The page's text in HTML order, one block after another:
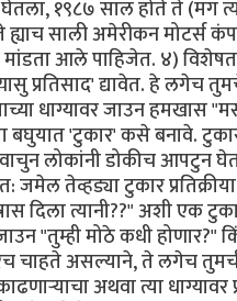
१९८७ साल होते ते (मग
साली अमेरीकन मोटर्स
आले पाहिजेत. ४) विशेषत:
प्रतिसाद' द्यावेत. हे लगेच
धाग्यावर जाउन
बघुयात 'टुकार' कसे बनावे.
लोकांनी डोकीच आपटुन
जमेल तेव्हड्या टुकार
दिला त्यानी??" अशी एक
"तुम्ही मोठे कधी होणार?"
चाहते असल्याने, ते लगेच
अथवा त्या धाग्यावर